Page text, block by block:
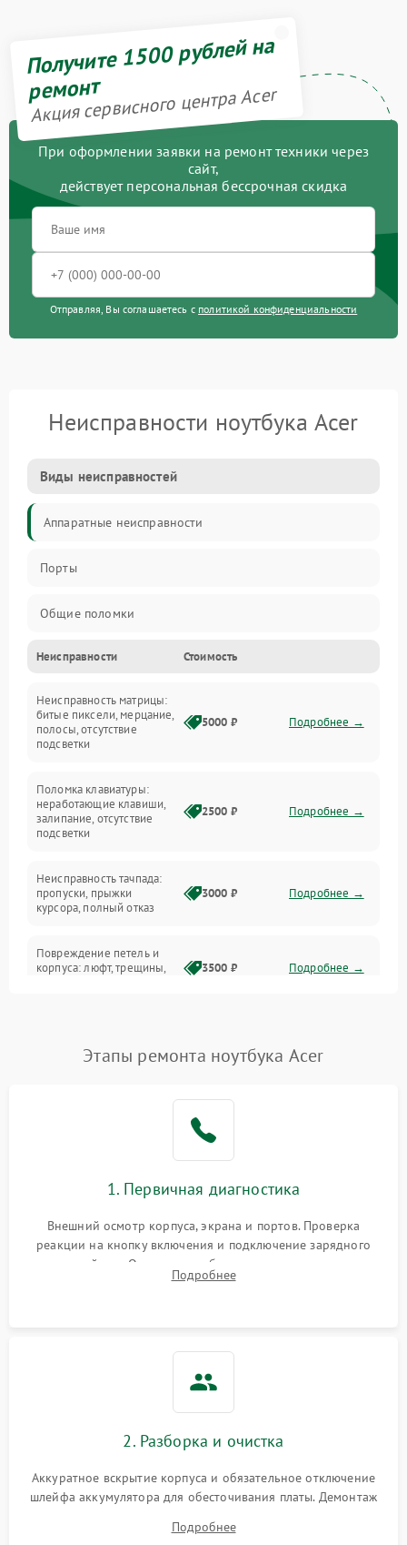
Получите 1500 рублей на
ремонт
Акция сервисного центра Acer
При оформлении заявки на ремонт техники через
сайт,
действует персональная бессрочная скидка
Отправляя, Вы соглашаетесь с политикой конфиденциальности
Неисправности ноутбука Acer
Виды неисправностей
Аппаратные неисправности
Порты
Общие поломки
Устройства
Программные ошибки
Электрические и системные сбои
Интерфейсные проблемы
Батарея
Сеть и интернет
Неисправности Стоимость
Неисправность матрицы:
битые пиксели, мерцание,
полосы, отсутствие
подсветки
5000 ₽ Подробнее →
Поломка клавиатуры:
неработающие клавиши,
залипание, отсутствие
подсветки
2500 ₽ Подробнее →
Неисправность тачпада:
пропуски, прыжки
курсора, полный отказ
3000 ₽ Подробнее →
Повреждение петель и
корпуса: люфт, трещины,
3500 ₽ Подробнее →
невозможность зарядки,
2500 ₽ Подробнее →
2000 ₽
Перегрев из‑за пыли,
неисправности кулера
Выход из строя SSD или
HDD: медленная загрузка,
2000 ₽
Проблемы Wi‑Fi или
2500 ₽
Этапы ремонта ноутбука Acer
1. Первичная диагностика
Внешний осмотр корпуса, экрана и портов. Проверка
реакции на кнопку включения и подключение зарядного
устройства. Оценка потребления тока с помощью
лабораторного блока питания для локализации проблемы.
Подробнее
2. Разборка и очистка
Аккуратное вскрытие корпуса и обязательное отключение
шлейфа аккумулятора для обесточивания платы. Демонтаж
высохшей термопасты с кристаллов чипов.
Подробнее